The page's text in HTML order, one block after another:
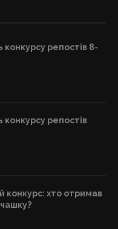
репостів 8-
репостів
конкурс: хто отримав